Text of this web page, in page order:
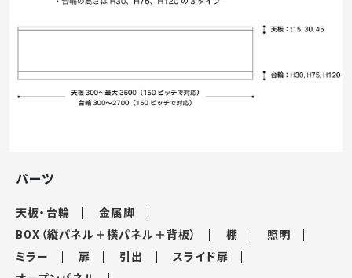
パーツ
天板・台輪
金属脚
BOX（縦パネル＋横パネル＋背板）
棚
照明
ミラー
扉 引出
スライド扉